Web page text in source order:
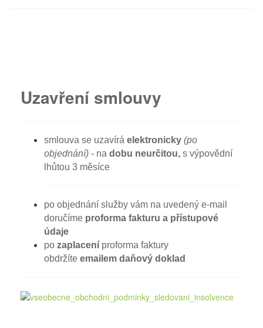
Uzavření smlouvy
smlouva se uzavírá elektronicky (po
objednání) - na dobu neurčitou, s výpovědní
lhůtou 3 měsíce
po objednání služby vám na uvedený e-mail
doručíme proforma fakturu a přístupové
údaje
po zaplacení proforma faktury
obdržíte emailem daňový doklad